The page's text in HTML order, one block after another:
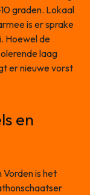
graden. Lokaal
is er sprake
Hoewel de
laag
er nieuwe vorst
en
is het